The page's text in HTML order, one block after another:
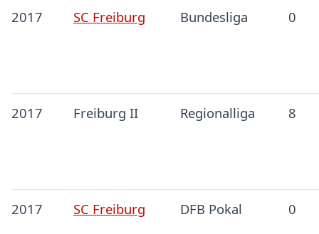
2017 SC Freiburg Bundesliga 0
2017 Freiburg II Regionalliga 8
2017 SC Freiburg DFB Pokal 0